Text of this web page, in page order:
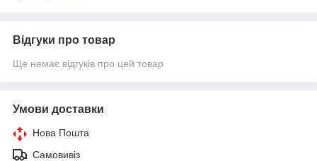
Відгуки про товар
Ще немає відгуків про цей товар
Умови доставки
Нова Пошта
Самовивіз